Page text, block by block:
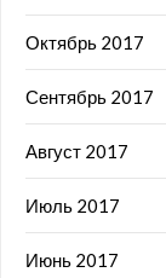
Октябрь 2017
Сентябрь 2017
Август 2017
Июль 2017
Июнь 2017